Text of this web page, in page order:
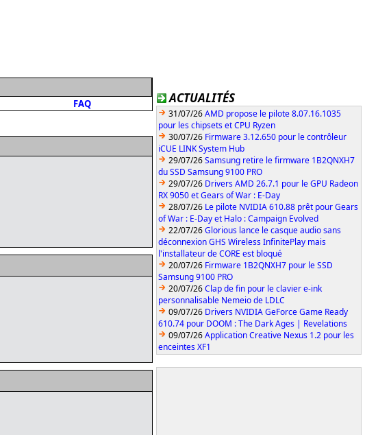
ACTUALITÉS
31/07/26AMD propose le pilote 8.07.16.1035
pour les chipsets et CPU Ryzen
30/07/26 Firmware 3.12.650 pour le contrôleur
iCUE LINK System Hub
29/07/26Samsung retire le firmware 1B2QNXH7
du SSD Samsung 9100 PRO
29/07/26 Drivers AMD 26.7.1 pour le GPU Radeon
RX 9050 et Gears of War : E-Day
28/07/26 Le pilote NVIDIA 610.88 prêt pour Gears
of War : E-Day et Halo : Campaign Evolved
22/07/26Glorious lance le casque audio sans
déconnexion GHS Wireless InfinitePlay mais
l'installateur de CORE est bloqué
20/07/26 Firmware 1B2QNXH7 pour le SSD
Samsung 9100 PRO
20/07/26Clap de fin pour le clavier e-ink
personnalisable Nemeio de LDLC
09/07/26 Drivers NVIDIA GeForce Game Ready
610.74 pour DOOM : The Dark Ages | Revelations
09/07/26Application Creative Nexus 1.2 pour les
enceintes XF1
FAQ